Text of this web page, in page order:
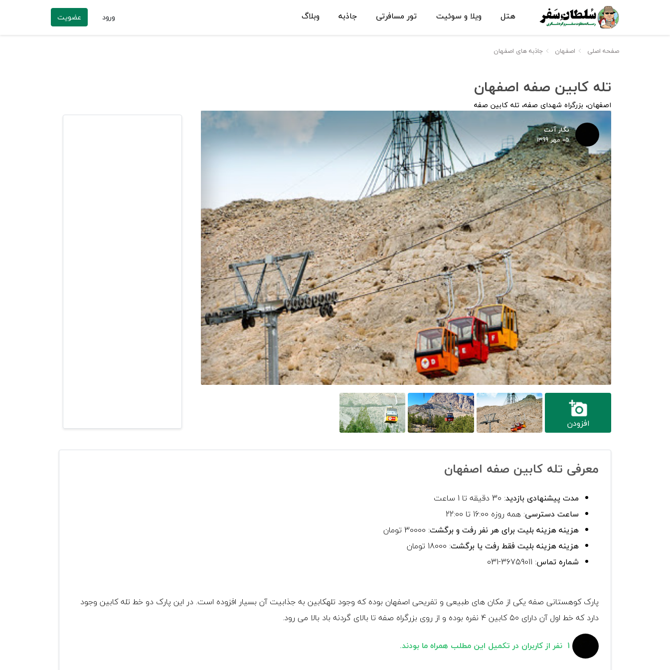
هتل ویلا و سوئیت تور مسافرتی جاذبه وبلاگ ورود عضویت
صفحه اصلی اصفهان جاذبه های اصفهان
تله کابین صفه اصفهان
اصفهان، بزرگراه شهدای صفه، تله کابین صفه
نگار آنت
05 مهر 1399
افزودن
معرفی تله کابین صفه اصفهان
مدت پیشنهادی بازدید: 30 دقیقه تا 1 ساعت
ساعت دسترسی: همه روزه 16:00 تا 22:00
هزینه هزینه بلیت برای هر نفر رفت و برگشت: 30000 تومان
هزینه هزینه بلیت فقط رفت یا برگشت: 18000 تومان
شماره تماس: 36759011-031
پارک کوهستانی صفه یکی از مکان های طبیعی و تفریحی اصفهان بوده که وجود تله‎کابین به جذابیت آن بسیار افزوده است. در این پارک دو خط تله کابین وجود
دارد که خط اول آن دارای ۵۰ کابین ۴ نفره بوده و از روی بزرگراه صفه تا بالای گردنه باد بالا می رود.